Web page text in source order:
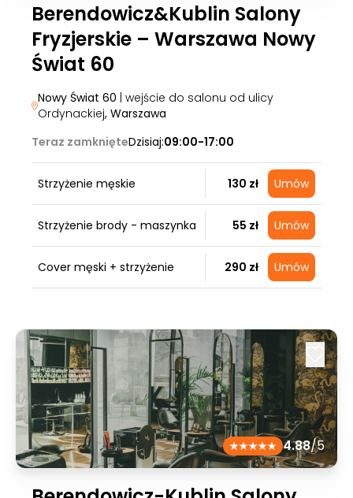
Berendowicz&Kublin Salony
Fryzjerskie – Warszawa Nowy
Świat 60
Nowy Świat 60 | wejście do salonu od ulicy
Ordynackiej, Warszawa
Teraz zamknięteDzisiaj:09:00-17:00
Strzyżenie męskie 130 zł Umów
Strzyżenie brody - maszynka 55 zł Umów
Cover męski + strzyżenie 290 zł Umów
4.88/5